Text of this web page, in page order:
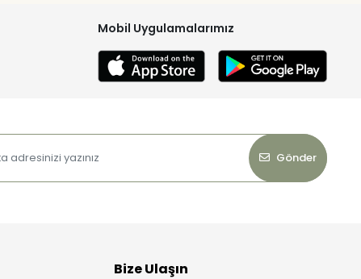
Mobil Uygulamalarımız
Gönder
Bize Ulaşın